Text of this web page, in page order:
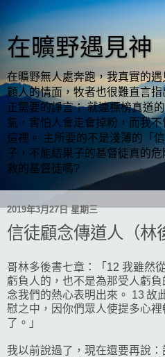
在曠野遇見神
在曠野無人處奔跑，我真實的
顧人的情面，牧者也很難直言
正需要的諍言； 就連標榜真道
氣，害怕人會走會掉粉，而我
這裡。 主所要的不是淺薄的「
子，不能結果子的基督徒真的
救的基督徒嗎?
2019年3月27日 星期三
信徒顧念傳道人（林
哥林多後書七章：「12 我雖然
虧負人的，也不是為那受人虧
念我們的熱心表明出來。 13 故
慰之中，因你們眾人使提多心
了。」
我以前說過了，現在還要再說